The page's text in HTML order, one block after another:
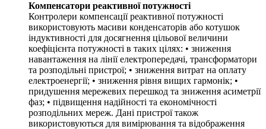
Компенсатори реактивної потужності
Контролери компенсації реактивної потужності
використовують масиви конденсаторів або котушок
індуктивності для досягнення цільової величини
коефіцієнта потужності в таких цілях: • зниження
навантаження на лінії електропередачі, трансформатори
та розподільні пристрої; • зниження витрат на оплату
електроенергії; • зниження рівня вищих гармонік; •
придушення мережевих перешкод та зниження асиметрії
фаз; • підвищення надійності та економічності
розподільних мереж. Дані пристрої також
використовуються для вимірювання та відображення